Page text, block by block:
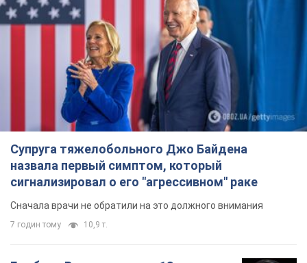
Ее убила Россия: умерла 13-летняя
девочка, раненая в результате
российской атаки на Сумскую
область. Фото
В тот день во время российского обстрела
погибли ее брат, отчим и бабушка
9,2 т.
Почему в СССР врачи носили только
белые халаты
символический смысл
7 годин тому 3,1 т.